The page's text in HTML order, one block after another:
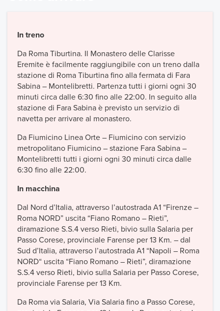
In treno
Da Roma Tiburtina. Il Monastero delle Clarisse
Eremite è facilmente raggiungibile con un treno dalla
stazione di Roma Tiburtina fino alla fermata di Fara
Sabina – Montelibretti. Partenza tutti i giorni ogni 30
minuti circa dalle 6:30 fino alle 22:00. In seguito alla
stazione di Fara Sabina è previsto un servizio di
navetta per arrivare al monastero.
Da Fiumicino Linea Orte – Fiumicino con servizio
metropolitano Fiumicino – stazione Fara Sabina –
Montelibretti tutti i giorni ogni 30 minuti circa dalle
6:30 fino alle 22:00.
In macchina
Dal Nord d’Italia, attraverso l’autostrada A1 “Firenze –
Roma NORD” uscita “Fiano Romano – Rieti”,
diramazione S.S.4 verso Rieti, bivio sulla Salaria per
Passo Corese, provinciale Farense per 13 Km. – dal
Sud d’Italia, attraverso l’autostrada A1 “Napoli – Roma
NORD“ uscita “Fiano Romano – Rieti”, diramazione
S.S.4 verso Rieti, bivio sulla Salaria per Passo Corese,
provinciale Farense per 13 Km.
Da Roma via Salaria, Via Salaria fino a Passo Corese,